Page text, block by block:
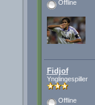
Offline
Fidjof
Ynglingespiller
Offline